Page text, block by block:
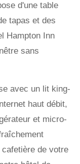
d'une table
tapas et des
Hampton Inn
sans
avec un lit king-
haut débit,
et micro-
de votre